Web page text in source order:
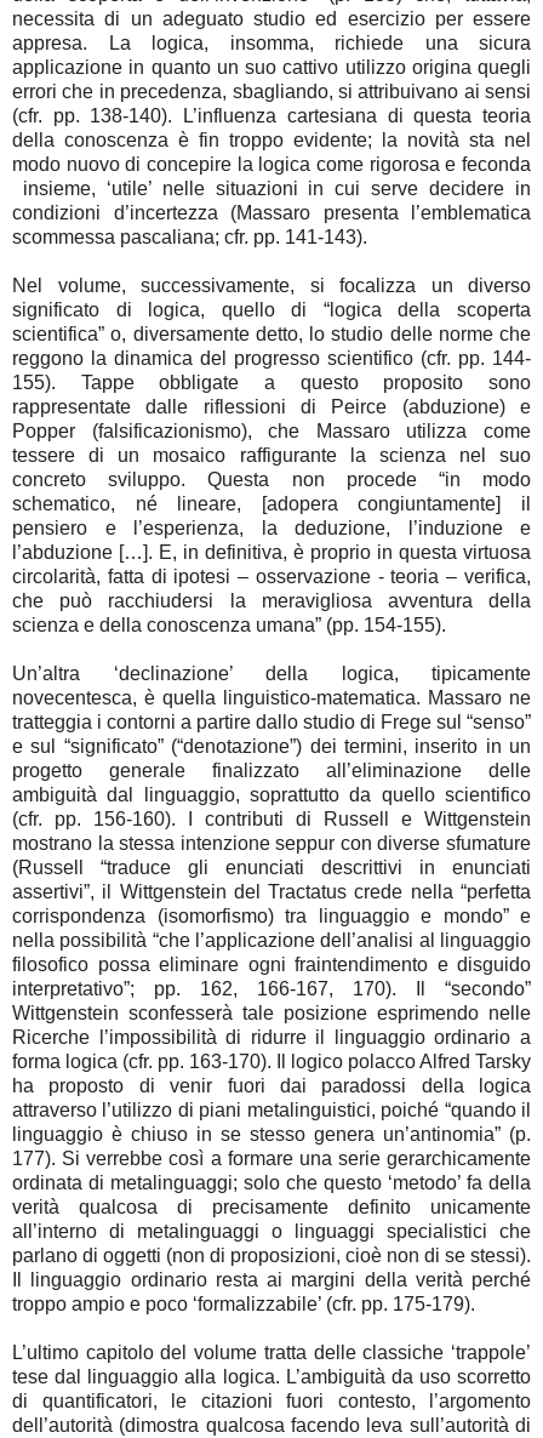
necessita di un adeguato studio ed esercizio per essere
appresa. La logica, insomma, richiede una sicura
applicazione in quanto un suo cattivo utilizzo origina quegli
errori che in precedenza, sbagliando, si attribuivano ai sensi
(cfr. pp. 138-140). L’influenza cartesiana di questa teoria
della conoscenza è fin troppo evidente; la novità sta nel
modo nuovo di concepire la logica come rigorosa e feconda
insieme, ‘utile’ nelle situazioni in cui serve decidere in
condizioni d’incertezza (Massaro presenta l’emblematica
scommessa pascaliana; cfr. pp. 141-143).
Nel volume, successivamente, si focalizza un diverso
significato di logica, quello di “logica della scoperta
scientifica” o, diversamente detto, lo studio delle norme che
reggono la dinamica del progresso scientifico (cfr. pp. 144-
155). Tappe obbligate a questo proposito sono
rappresentate dalle riflessioni di Peirce (abduzione) e
Popper (falsificazionismo), che Massaro utilizza come
tessere di un mosaico raffigurante la scienza nel suo
concreto sviluppo. Questa non procede “in modo
schematico, né lineare, [adopera congiuntamente] il
pensiero e l’esperienza, la deduzione, l’induzione e
l’abduzione […]. E, in definitiva, è proprio in questa virtuosa
circolarità, fatta di ipotesi – osservazione - teoria – verifica,
che può racchiudersi la meravigliosa avventura della
scienza e della conoscenza umana” (pp. 154-155).
Un’altra ‘declinazione’ della logica, tipicamente
novecentesca, è quella linguistico-matematica. Massaro ne
tratteggia i contorni a partire dallo studio di Frege sul “senso”
e sul “significato” (“denotazione”) dei termini, inserito in un
progetto generale finalizzato all’eliminazione delle
ambiguità dal linguaggio, soprattutto da quello scientifico
(cfr. pp. 156-160). I contributi di Russell e Wittgenstein
mostrano la stessa intenzione seppur con diverse sfumature
(Russell “traduce gli enunciati descrittivi in enunciati
assertivi”, il Wittgenstein del Tractatus crede nella “perfetta
corrispondenza (isomorfismo) tra linguaggio e mondo” e
nella possibilità “che l’applicazione dell’analisi al linguaggio
filosofico possa eliminare ogni fraintendimento e disguido
interpretativo”; pp. 162, 166-167, 170). Il “secondo”
Wittgenstein sconfesserà tale posizione esprimendo nelle
Ricerche l’impossibilità di ridurre il linguaggio ordinario a
forma logica (cfr. pp. 163-170). Il logico polacco Alfred Tarsky
ha proposto di venir fuori dai paradossi della logica
attraverso l’utilizzo di piani metalinguistici, poiché “quando il
linguaggio è chiuso in se stesso genera un’antinomia” (p.
177). Si verrebbe così a formare una serie gerarchicamente
ordinata di metalinguaggi; solo che questo ‘metodo’ fa della
verità qualcosa di precisamente definito unicamente
all’interno di metalinguaggi o linguaggi specialistici che
parlano di oggetti (non di proposizioni, cioè non di se stessi).
Il linguaggio ordinario resta ai margini della verità perché
troppo ampio e poco ‘formalizzabile’ (cfr. pp. 175-179).
L’ultimo capitolo del volume tratta delle classiche ‘trappole’
tese dal linguaggio alla logica. L’ambiguità da uso scorretto
di quantificatori, le citazioni fuori contesto, l’argomento
dell’autorità (dimostra qualcosa facendo leva sull’autorità di